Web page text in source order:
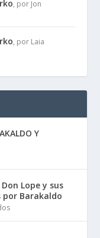
, por Jon
, por Laia
Y
Don Lope y sus
por Barakaldo